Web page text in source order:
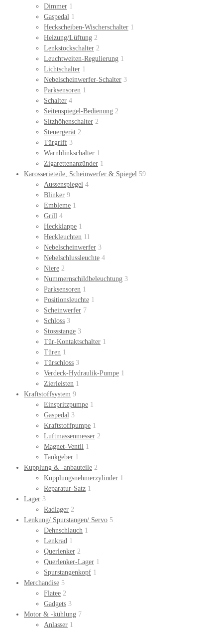
Dimmer 1
Gaspedal 1
Heckscheiben-Wischerschalter 1
Heizung/Lüftung 2
Lenkstockschalter 2
Leuchtweiten-Regulierung 1
Lichtschalter 1
Nebelscheinwerfer-Schalter 3
Parksensoren 1
Schalter 4
Seitenspiegel-Bedienung 2
Sitzhöhenschalter 2
Steuergerät 2
Türgriff 3
Warnblinkschalter 1
Zigarettenanzünder 1
Karosserieteile, Scheinwerfer & Spiegel 59
Aussenspiegel 4
Blinker 9
Embleme 1
Grill 4
Heckklappe 1
Heckleuchten 11
Nebelscheinwerfer 3
Nebelschlussleuchte 4
Niere 2
Nummernschildbeleuchtung 3
Parksensoren 1
Positionsleuchte 1
Scheinwerfer 7
Schloss 3
Stossstange 3
Tür-Kontaktschalter 1
Türen 1
Türschloss 3
Verdeck-Hydraulik-Pumpe 1
Zierleisten 1
Kraftstoffsystem 9
Einspritzpumpe 1
Gaspedal 3
Kraftstoffpumpe 1
Luftmassenmesser 2
Magnet-Ventil 1
Tankgeber 1
Kupplung & -anbauteile 2
Kupplungsnehmerzylinder 1
Reparatur-Satz 1
Lager 3
Radlager 2
Lenkung/ Spurstangen/ Servo 5
Dehnschlauch 1
Lenkrad 1
Querlenker 2
Querlenker-Lager 1
Spurstangenkopf 1
Merchandise 5
Flatee 2
Gadgets 3
Motor & -kühlung 7
Anlasser 1